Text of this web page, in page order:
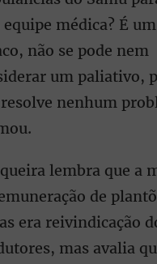
equipe médica? É
não se pode nem
um paliativo,
nenhum
lembra que a
de
era reivindicação
mas avalia